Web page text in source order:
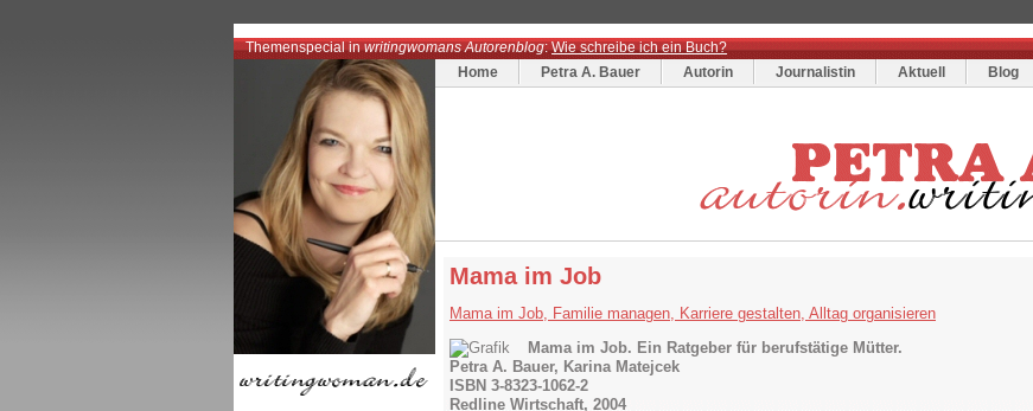
Themenspecial inwritingwomans Autorenblog:Wie schreibe ich ein Buch?
Home
Petra A. Bauer Autorin Journalistin Aktuell Blog
Mama im Job
Mama im Job, Familie managen, Karriere gestalten, Alltag organisieren
Mama im Job. Ein Ratgeber für berufstätige Mütter.
Petra A. Bauer, Karina Matejcek
ISBN 3-8323-1062-2
Redline Wirtschaft, 2004